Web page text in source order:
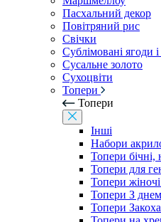
Пасхальний декор
Повітряний рис
Свічки
Сублімовані ягоди
Сусальне золото
Сухоцвіти
Топери
Топери
Інші
Набори
Топери бічні,
Топери для
Топери
Топери З
Топери